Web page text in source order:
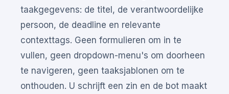
taakgegevens: de titel, de verantwoordelijke
persoon, de deadline en relevante
contexttags. Geen formulieren om in te
vullen, geen dropdown-menu's om doorheen
te navigeren, geen taaksjablonen om te
onthouden. U schrijft een zin en de bot maakt